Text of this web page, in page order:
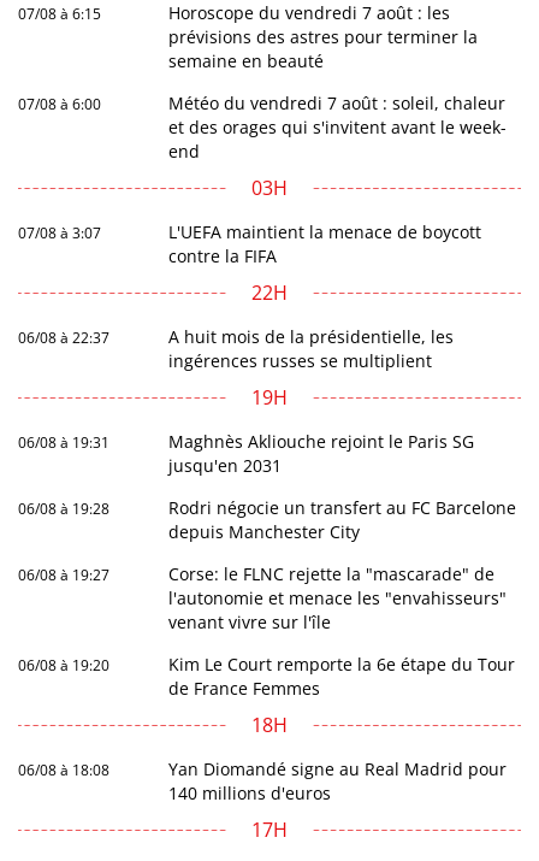
07/08 à 6:15
Horoscope du vendredi 7 août : les
prévisions des astres pour terminer la
semaine en beauté
07/08 à 6:00
Météo du vendredi 7 août : soleil, chaleur
et des orages qui s'invitent avant le week-
end
03H
07/08 à 3:07
L'UEFA maintient la menace de boycott
contre la FIFA
22H
06/08 à 22:37
A huit mois de la présidentielle, les
ingérences russes se multiplient
19H
06/08 à 19:31
Maghnès Akliouche rejoint le Paris SG
jusqu'en 2031
06/08 à 19:28
Rodri négocie un transfert au FC Barcelone
depuis Manchester City
06/08 à 19:27
Corse: le FLNC rejette la "mascarade" de
l'autonomie et menace les "envahisseurs"
venant vivre sur l'île
06/08 à 19:20
Kim Le Court remporte la 6e étape du Tour
de France Femmes
18H
06/08 à 18:08
Yan Diomandé signe au Real Madrid pour
140 millions d'euros
17H